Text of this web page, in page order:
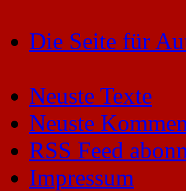
Die Seite für
Neuste Texte
Neuste
RSS Feed
Impressum